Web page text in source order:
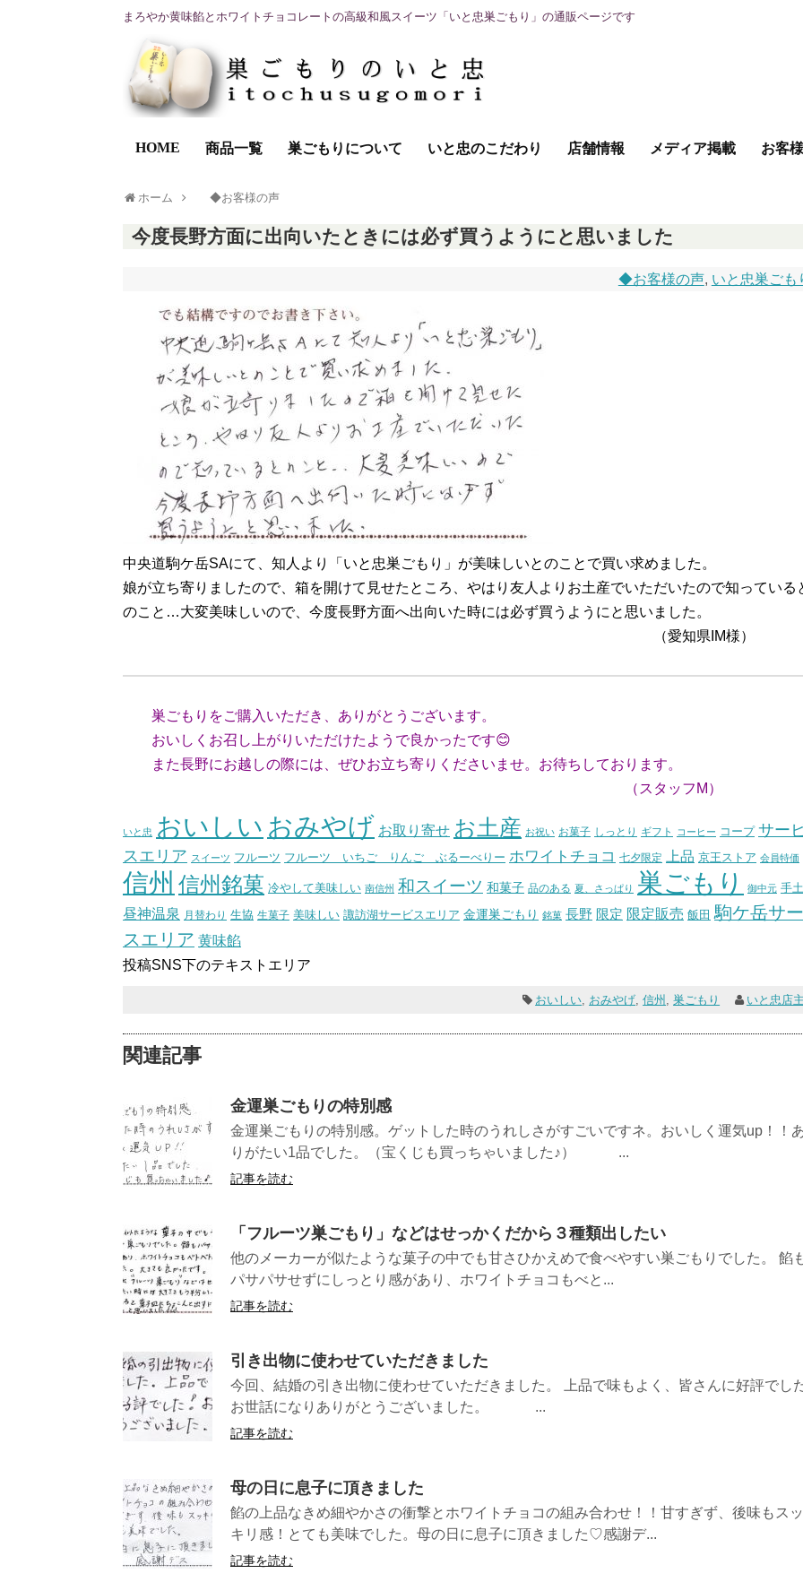
まろやか黄味餡とホワイトチョコレートの高級和風スイーツ「いと忠巣ごもり」の通販ページです
HOME 商品一覧 巣ごもりについて いと忠のこだわり 店舗情報 メディア掲載 お客
ホーム ◆お客様の声
今度長野方面に出向いたときには必ず買うようにと思いました
◆お客様の声, いと忠巣ごも
中央道駒ケ岳SAにて、知人より「いと忠巣ごもり」が美味しいとのことで買い求めました。
娘が立ち寄りましたので、箱を開けて見せたところ、やはり友人よりお土産でいただいたので知っている
のこと…大変美味しいので、今度長野方面へ出向いた時には必ず買うようにと思いました。
（愛知県IM様）
巣ごもりをご購入いただき、ありがとうございます。
おいしくお召し上がりいただけたようで良かったです😊
また長野にお越しの際には、ぜひお立ち寄りくださいませ。お待ちしております。
（スタッフM）
いと忠 おいしい おみやげ お取り寄せ お土産 お祝い お菓子 しっとり ギフト コーヒー コープ サー
スエリア スイーツ フルーツ フルーツ いちご りんご ぶるーべりー ホワイトチョコ 七夕限定 上品 京王ストア 会員特価
信州 信州銘菓 冷やして美味しい 南信州 和スイーツ 和菓子 品のある 夏、さっぱり 巣ごもり 御中元 手
昼神温泉 月替わり 生協 生菓子 美味しい 諏訪湖サービスエリア 金運巣ごもり 銘菓 長野 限定 限定販売 飯田 駒ケ岳サ
スエリア 黄味餡
投稿SNS下のテキストエリア
おいしい, おみやげ,信州 ,巣ごもり いと忠店
関連記事
金運巣ごもりの特別感
金運巣ごもりの特別感。ゲットした時のうれしさがすごいですネ。おいしく運気up！！
りがたい1品でした。（宝くじも買っちゃいました♪） ...
記事を読む
「フルーツ巣ごもり」などはせっかくだから３種類出したい
他のメーカーが似たような菓子の中でも甘さひかえめで食べやすい巣ごもりでした。 餡
パサパサせずにしっとり感があり、ホワイトチョコもべと...
記事を読む
引き出物に使わせていただきました
今回、結婚の引き出物に使わせていただきました。 上品で味もよく、皆さんに好評でし
お世話になりありがとうございました。 ...
記事を読む
母の日に息子に頂きました
餡の上品なきめ細やかさの衝撃とホワイトチョコの組み合わせ！！甘すぎず、後味もスッ
キリ感！とても美味でした。母の日に息子に頂きました♡感謝デ...
記事を読む